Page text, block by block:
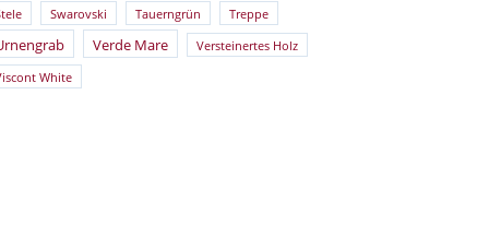
Swarovski Tauerngrün Treppe
Verde Mare Versteinertes Holz
White